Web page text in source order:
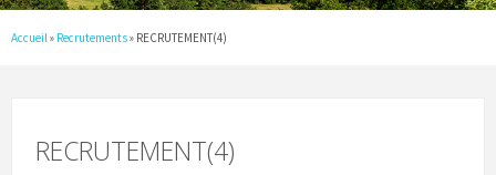
Accueil » Recrutements» RECRUTEMENT(4)
RECRUTEMENT(4)